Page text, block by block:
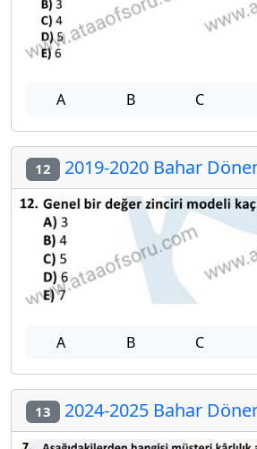
A B C
12 2019-2020 Bahar
A B C
13 2024-2025 Bahar